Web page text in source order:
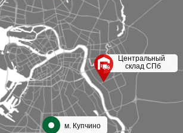
м. Купчино
Центральный
склад СПб